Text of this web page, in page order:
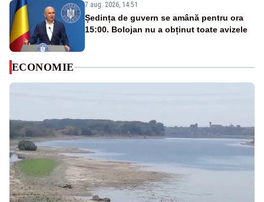
7 aug. 2026, 14:51
Ședința de guvern se amână pentru ora
15:00. Bolojan nu a obținut toate avizele
ECONOMIE